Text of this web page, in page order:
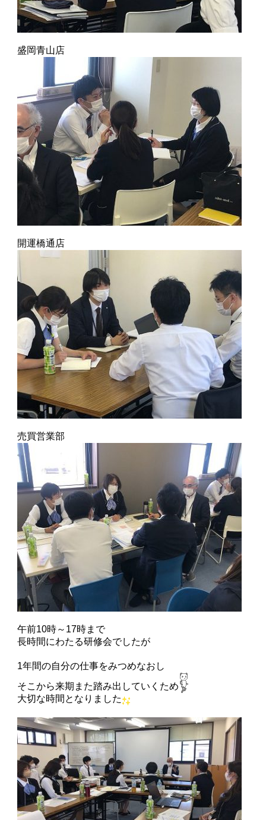
盛岡青山店
開運橋通店
売買営業部
午前10時～17時まで
長時間にわたる研修会でしたが
1年間の自分の仕事をみつめなおし
そこから来期また踏み出していくため
大切な時間となりました